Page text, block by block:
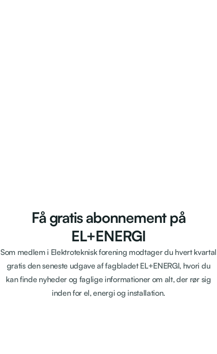
Få gratis abonnement på
EL+ENERGI
Som medlem i Elektroteknisk forening modtager du hvert kvartal
gratis den seneste udgave af fagbladet EL+ENERGI, hvori du
kan finde nyheder og faglige informationer om alt, der rør sig
inden for el, energi og installation.